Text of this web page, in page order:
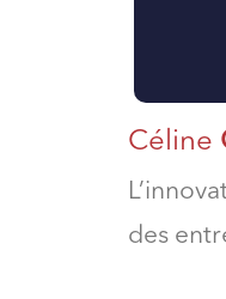
Céline
des